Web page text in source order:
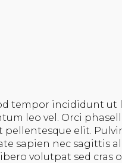
tempor incididunt ut
leo vel. Orci
elit.
sapien nec sagittis
volutpat sed cras